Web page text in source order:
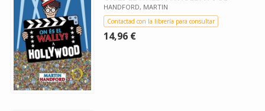
HANDFORD, MARTIN
Contactad con la librería para consultar
14,96 €